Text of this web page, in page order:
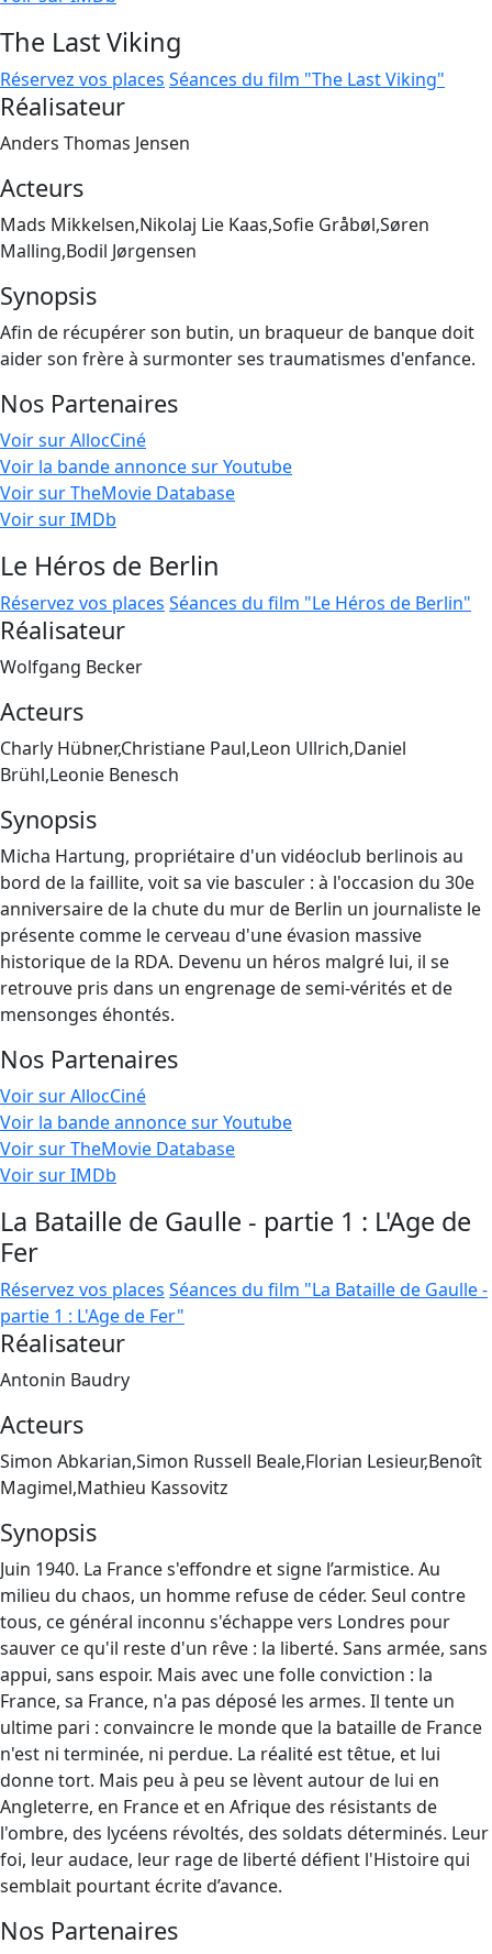
The Last Viking
Réservez vos places Séances du film "The Last Viking"
Réalisateur
Anders Thomas Jensen
Acteurs
Mads Mikkelsen,Nikolaj Lie Kaas,Sofie Gråbøl,Søren
Malling,Bodil Jørgensen
Synopsis
Afin de récupérer son butin, un braqueur de banque doit
aider son frère à surmonter ses traumatismes d'enfance.
Nos Partenaires
Voir sur AllocCiné
Voir la bande annonce sur Youtube
Voir sur TheMovie Database
Voir sur IMDb
Le Héros de Berlin
Réservez vos places Séances du film "Le Héros de Berlin"
Réalisateur
Wolfgang Becker
Acteurs
Charly Hübner,Christiane Paul,Leon Ullrich,Daniel
Brühl,Leonie Benesch
Synopsis
Micha Hartung, propriétaire d'un vidéoclub berlinois au
bord de la faillite, voit sa vie basculer : à l'occasion du 30e
anniversaire de la chute du mur de Berlin un journaliste le
présente comme le cerveau d'une évasion massive
historique de la RDA. Devenu un héros malgré lui, il se
retrouve pris dans un engrenage de semi-vérités et de
mensonges éhontés.
Nos Partenaires
Voir sur AllocCiné
Voir la bande annonce sur Youtube
Voir sur TheMovie Database
Voir sur IMDb
La Bataille de Gaulle - partie 1 : L'Age de
Fer
Réservez vos places Séances du film "La Bataille de Gaulle -
partie 1 : L'Age de Fer"
Réalisateur
Antonin Baudry
Acteurs
Simon Abkarian,Simon Russell Beale,Florian Lesieur,Benoît
Magimel,Mathieu Kassovitz
Synopsis
Juin 1940. La France s'effondre et signe l’armistice. Au
milieu du chaos, un homme refuse de céder. Seul contre
tous, ce général inconnu s'échappe vers Londres pour
sauver ce qu'il reste d'un rêve : la liberté. Sans armée, sans
appui, sans espoir. Mais avec une folle conviction : la
France, sa France, n'a pas déposé les armes. Il tente un
ultime pari : convaincre le monde que la bataille de France
n'est ni terminée, ni perdue. La réalité est têtue, et lui
donne tort. Mais peu à peu se lèvent autour de lui en
Angleterre, en France et en Afrique des résistants de
l'ombre, des lycéens révoltés, des soldats déterminés. Leur
foi, leur audace, leur rage de liberté défient l'Histoire qui
semblait pourtant écrite d’avance.
Nos Partenaires